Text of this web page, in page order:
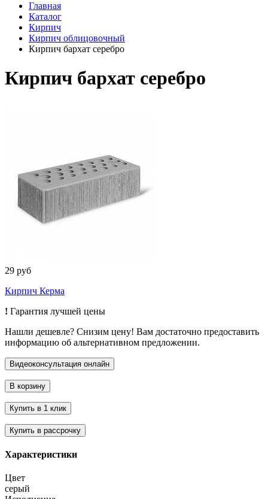
Главная
Каталог
Кирпич
Кирпич облицовочный
Кирпич бархат серебро
Кирпич бархат серебро
29 руб
Кирпич Керма
! Гарантия лучшей цены
Нашли дешевле? Снизим цену! Вам достаточно предоставить
информацию об альтернативном предложении.
Характеристики
Цвет
серый